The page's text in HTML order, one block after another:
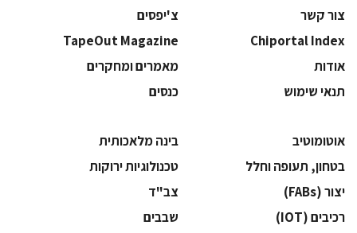
צור קשר
צ'יפסים
Chiportal Index
TapeOut Magazine
אודות
מאמרים ומחקרים
תנאי שימוש
כנסים
אוטומוטיב
בינה מלאכותית
בטחון, תעופה וחלל
‫טכנולוגיות ירוקות‬
‫יצור (‪(FABs‬‬
‫צב"ד‬
‫רכיבים‬ (IOT)
‫שבבים‬